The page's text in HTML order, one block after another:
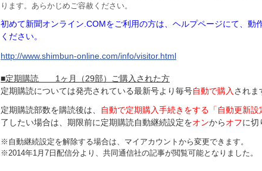
ります。あらかじめご容赦ください。
初めて新聞オンライン.COMをご利用の方は、ヘルプページにて、動
ください。
http://www.shimbun-online.com/info/visitor.html
■定期購読 1ヶ月（29部）
ご購入された方
定期購読については発売されている最新号より毎号自動で購入 されま
定期購読部数を購読後は、 自動で定期購入手続きをする「自動更新設
了したい場合は、期限前に定期購読自動継続設定をオンからオフに切
※自動継続設定を解除する場合は、マイアカウントから変更できます。
※2014年1月7日配信分より、共同通信社の記事が閲覧可能となりました。